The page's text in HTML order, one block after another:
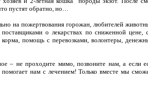
пустят обратно, но…
на пожертвования горожан, любителей
о лекарствах по сниженной цене,
помощь с перевозками, волонтеры,
– не проходите мимо, позвоните нам, а если
нам с лечением! Только вместе мы